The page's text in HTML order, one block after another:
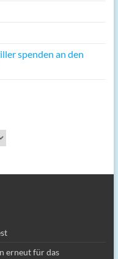
spenden an den
erneut für das